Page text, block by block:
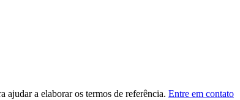
ajudar a elaborar os termos de referência. Entre em contato